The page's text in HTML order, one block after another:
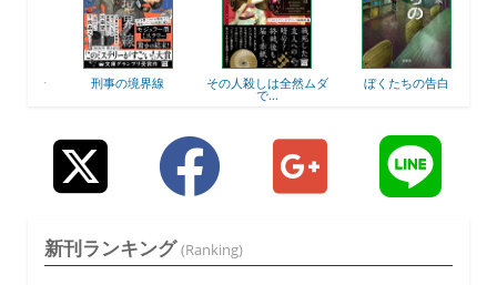
刑事の境界線 その人殺しは全然ムダ
で...
ぼくたちの告白
新刊ランキング (Ranking)